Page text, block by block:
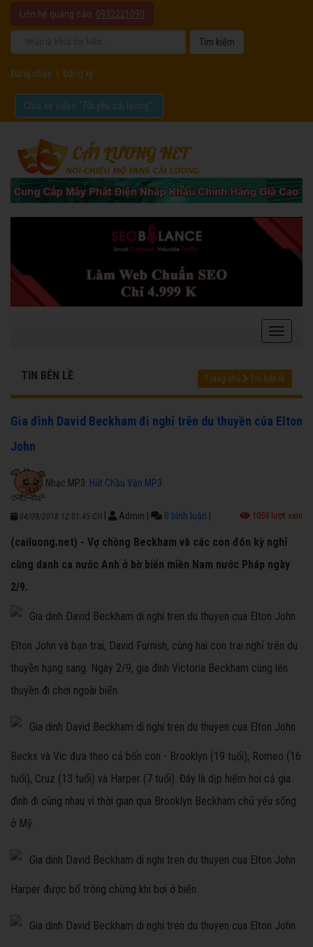
Liên hệ quảng cáo: 0932221090
Đăng nhập Đăng ký
Chia sẻ video "Tôi yêu cải lương".
TIN BÊN LỀ Trang chủ Tin bên lề
Gia đình David Beckham đi nghỉ trên du thuyền của Elton
John
Nhạc MP3: Hát Chầu Văn MP3
04/09/2018 12:01:45 CH Admin 0 bình luận 1059 lượt xem
(cailuong.net) - Vợ chồng Beckham và các con đón kỳ nghỉ
cùng danh ca nước Anh ở bờ biển miền Nam nước Pháp ngày
2/9.
Elton John và bạn trai, David Furnish, cùng hai con trai nghỉ trên du
thuyền hạng sang. Ngày 2/9, gia đình Victoria Beckham cùng lên
thuyền đi chơi ngoài biển.
Becks và Vic đưa theo cả bốn con - Brooklyn (19 tuổi), Romeo (16
tuổi), Cruz (13 tuổi) và Harper (7 tuổi). Đây là dịp hiếm hoi cả gia
đình đi cùng nhau vì thời gian qua Brooklyn Beckham chủ yếu sống
ở Mỹ.
Harper được bố trông chừng khi bơi ở biển.